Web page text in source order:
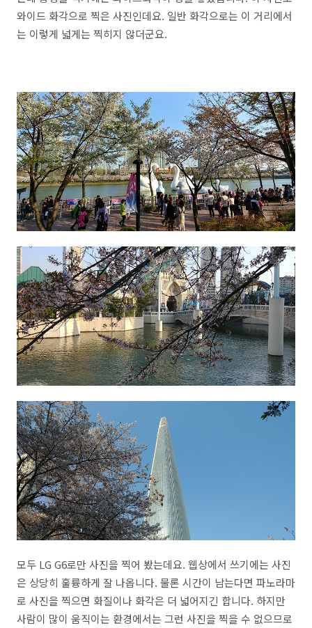
와이드 화각으로 찍은 사진인데요. 일반 화각으로는 이 거리에서
는 이렇게 넓게는 찍히지 않더군요.
모두 LG G6로만 사진을 찍어 봤는데요. 웹상에서 쓰기에는 사진
은 상당히 훌륭하게 잘 나옵니다. 물론 시간이 남는다면 파노라마
로 사진을 찍으면 화질이나 화각은 더 넓어지긴 합니다. 하지만
사람이 많이 움직이는 환경에서는 그런 사진을 찍을 수 없으므로